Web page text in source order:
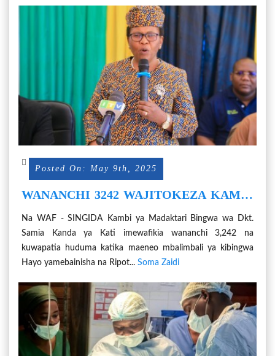
Posted On: May 9th, 2025
WANANCHI 3242 WAJITOKEZA KAMBI
SAMIA KANDA YA KATI
Na WAF - SINGIDA Kambi ya Madaktari Bingwa wa Dkt.
Samia Kanda ya Kati imewafikia wananchi 3,242 na
kuwapatia huduma katika maeneo mbalimbali ya kibingwa
Hayo yamebainisha na Ripot... Soma Zaidi